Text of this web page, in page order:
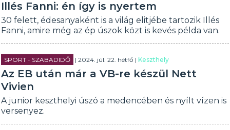
Illés Fanni: én így is nyertem
30 felett, édesanyaként is a világ elitjébe tartozik Illés
Fanni, amire még az ép úszok közt is kevés példa van.
SPORT - SZABADIDŐ | 2024. júl. 22. hétfő |Keszthely
Az EB után már a VB-re készül Nett
Vivien
A junior keszthelyi úszó a medencében és nyílt vízen is
versenyez.